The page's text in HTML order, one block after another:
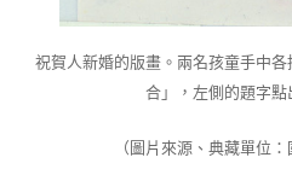
祝賀人新婚的版畫。兩名孩童手中
合」，左側的題字點
（圖片來源、典藏單位